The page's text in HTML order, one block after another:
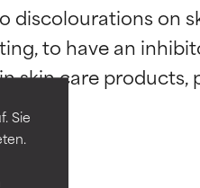
Sie
on
to have an
skin care products,
meisten
meisten